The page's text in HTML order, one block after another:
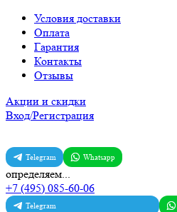
Условия доставки
Оплата
Гарантия
Контакты
Отзывы
Акции и скидки
Вход/Регистрация
Telegram Whatsapp
определяем...
+7 (495) 085-60-06
Telegram